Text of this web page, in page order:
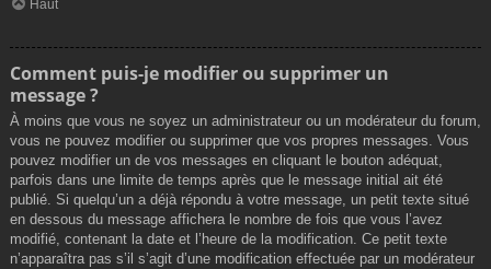
Haut
Comment puis-je modifier ou supprimer un
message ?
À moins que vous ne soyez un administrateur ou un modérateur du forum,
vous ne pouvez modifier ou supprimer que vos propres messages. Vous
pouvez modifier un de vos messages en cliquant le bouton adéquat,
parfois dans une limite de temps après que le message initial ait été
publié. Si quelqu’un a déjà répondu à votre message, un petit texte situé
en dessous du message affichera le nombre de fois que vous l’avez
modifié, contenant la date et l’heure de la modification. Ce petit texte
n’apparaîtra pas s’il s’agit d’une modification effectuée par un modérateur